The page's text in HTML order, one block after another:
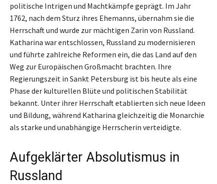
politische Intrigen und Machtkämpfe geprägt. Im Jahr
1762, nach dem Sturz ihres Ehemanns, übernahm sie die
Herrschaft und wurde zur mächtigen Zarin von Russland.
Katharina war entschlossen, Russland zu modernisieren
und führte zahlreiche Reformen ein, die das Land auf den
Weg zur Europäischen Großmacht brachten. Ihre
Regierungszeit in Sankt Petersburg ist bis heute als eine
Phase der kulturellen Blüte und politischen Stabilität
bekannt. Unter ihrer Herrschaft etablierten sich neue Ideen
und Bildung, während Katharina gleichzeitig die Monarchie
als starke und unabhängige Herrscherin verteidigte.
Aufgeklärter Absolutismus in
Russland